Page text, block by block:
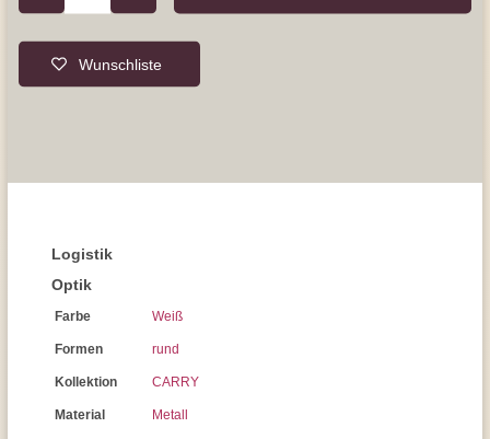
Wunschliste
Logistik
Optik
Farbe Weiß
Formen rund
Kollektion CARRY
Material Metall